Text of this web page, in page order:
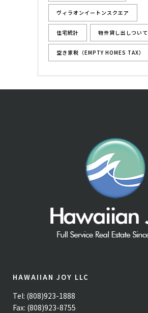
ヴィラオンイートンスクエア
住宅統計 物件貸し出しついて
空き家税（EMPTY HOMES TAX）
HAWAIIAN JOY LLC
Tel: (808)923-1888
Fax: (808)923-8755